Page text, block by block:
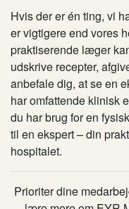
Hvis der er én ting, vi
er vigtigere end vores
praktiserende læger
udskrive recepter,
anbefale dig, at se en
har omfattende klinisk
du har brug for en
til en ekspert – din
hospitalet.
Prioriter dine